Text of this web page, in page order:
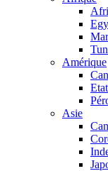
Amérique
Asie